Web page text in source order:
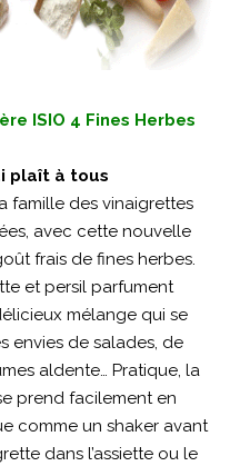
ISIO 4 Fines Herbes
plaît à tous
famille des vinaigrettes
avec cette nouvelle
frais de fines herbes.
et persil parfument
mélange qui se
envies de salades, de
aldente… Pratique, la
prend facilement en
comme un shaker avant
dans l’assiette ou le